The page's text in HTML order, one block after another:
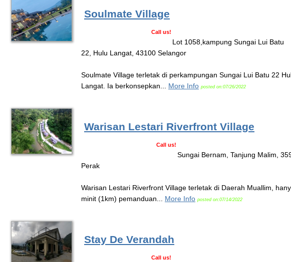
Soulmate Village
Call us!
Lot 1058,kampung Sungai Lui Batu
22, Hulu Langat, 43100 Selangor
Soulmate Village terletak di perkampungan Sungai Lui Batu 22
Langat. Ia berkonsepkan... More Info posted on:07/26/2022
Warisan Lestari Riverfront Village
Call us!
Sungai Bernam, Tanjung Malim,
Perak
Warisan Lestari Riverfront Village terletak di Daerah Muallim,
minit (1km) pemanduan... More Info posted on:07/14/2022
Stay De Verandah
Call us!